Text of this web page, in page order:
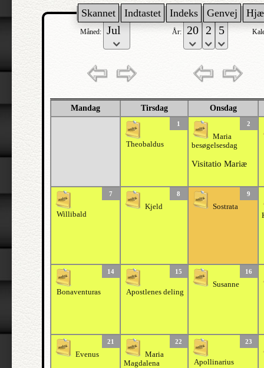
Skannet Indtastet Indeks Genvej
Måned: År:
Mandag Tirsdag Onsdag
1
Theobaldus
2
Maria
besøgelsesdag
Visitatio Mariæ
7
Willibald
8
Kjeld
9
Sostrata
14
Bonaventuras
15
Apostlenes deling
16
Susanne
21
Evenus
22
Maria
Magdalena
23
Apollinarius